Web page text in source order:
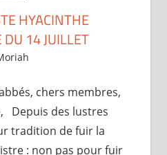
HYACINTHE
DU 14 JUILLET
chers membres,
Depuis des lustres
tradition de fuir la
: non pas pour fuir